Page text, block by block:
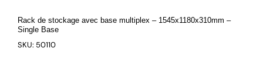
Rack de stockage avec base multiplex – 1545x1180x310mm –
Single Base
SKU: 50110